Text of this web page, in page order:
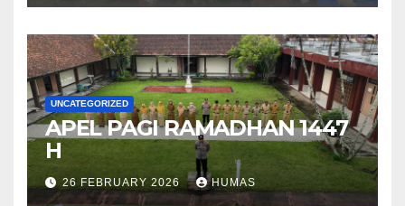
UNCATEGORIZED
APEL PAGI RAMADHAN 1447
H
26 FEBRUARY 2026 HUMAS